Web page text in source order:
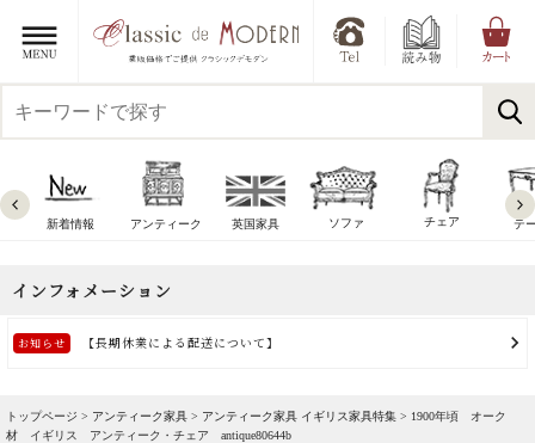
新着情報 アンティーク 英国家具 ソファ チェア テ
トップページ > アンティーク家具 > アンティーク家具 イギリス家具特集 > 1900年頃 オーク
材 イギリス アンティーク・チェア antique80644b